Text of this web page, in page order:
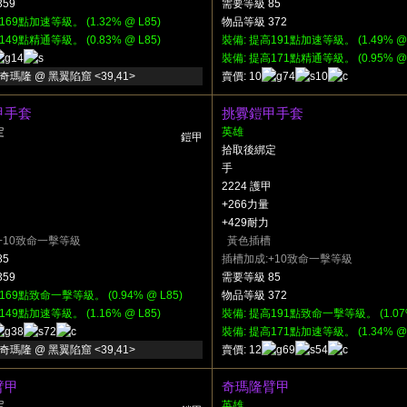
點加速等級。 (1.32% @ L85)
點精通等級。 (0.83% @ L85)
14
瑪隆 @ 黑翼陷窟 <39,41>
需要等級 85
物品等級 372
裝備: 提高191點加速等級。 (1.49%
裝備: 提高171點精通等級。 (0.95%
賣價: 10
74 10
手套
鎧甲
致命一擊等級
點致命一擊等級。 (0.94% @ L85)
點加速等級。 (1.16% @ L85)
38
72
瑪隆 @ 黑翼陷窟 <39,41>
挑釁鎧甲手套
英雄
拾取後綁定
手
2224 護甲
+266力量
+429耐力
黃色插槽
插槽加成:+10致命一擊等級
需要等級 85
物品等級 372
裝備: 提高191點致命一擊等級。
裝備: 提高171點加速等級。 (1.34%
賣價: 12
69 54
甲 奇瑪隆臂甲